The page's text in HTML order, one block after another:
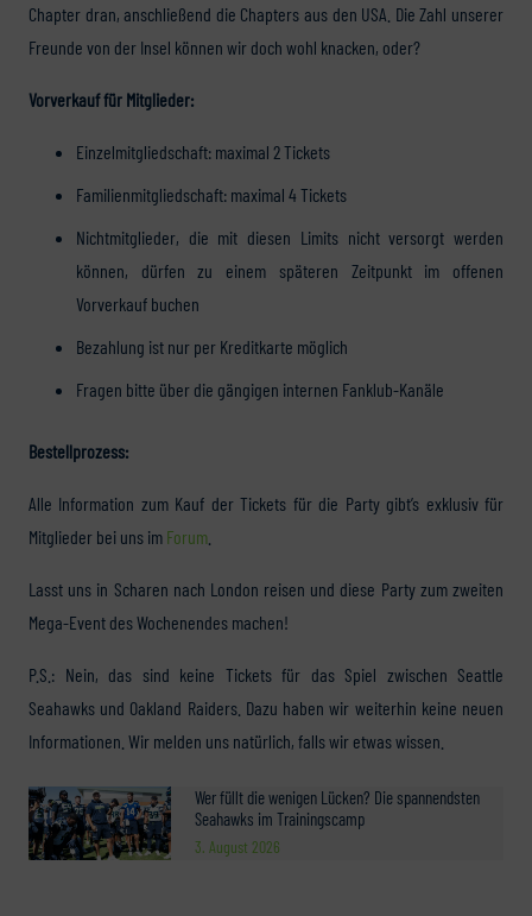
Wer füllt die wenigen Lücken? Die spannendsten
Seahawks im Trainingscamp
3. August 2026
Chapter dran, anschließend die Chapters aus den USA. Die Zahl unserer
Freunde von der Insel können wir doch wohl knacken, oder?
Vorverkauf für Mitglieder:
Einzelmitgliedschaft: maximal 2 Tickets
Familienmitgliedschaft: maximal 4 Tickets
Nichtmitglieder, die mit diesen Limits nicht versorgt werden
können, dürfen zu einem späteren Zeitpunkt im offenen
Vorverkauf buchen
Bezahlung ist nur per Kreditkarte möglich
Fragen bitte über die gängigen internen Fanklub-Kanäle
Bestellprozess:
Alle Information zum Kauf der Tickets für die Party gibt’s exklusiv für
Mitglieder bei uns im Forum
Lasst uns in Scharen nach London reisen und diese Party zum zweiten
Mega-Event des Wochenendes machen!
P.S.: Nein, das sind keine Tickets für das Spiel zwischen Seattle
Seahawks und Oakland Raiders. Dazu haben wir weiterhin keine neuen
Informationen. Wir melden uns natürlich, falls wir etwas wissen.